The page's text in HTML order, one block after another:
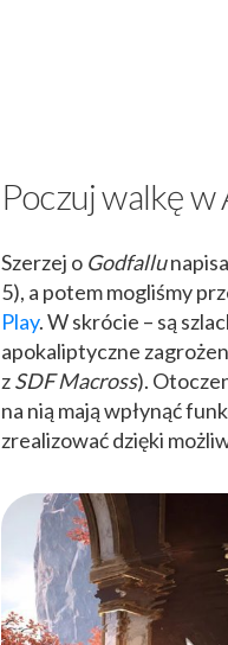
Poczuj walkę
Szerzej o Godfallu
5), a potem mogliśmy
Play. W skrócie – są
apokaliptyczne
zSDF Macross).
na nią mają wpłynąć
zrealizować dzięki